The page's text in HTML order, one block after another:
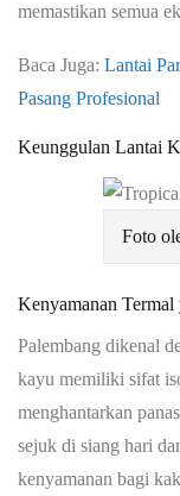
memastikan semua
Baca Juga: Lantai
Pasang Profesional
Keunggulan Lantai
Foto
Kenyamanan
Palembang dikenal
kayu memiliki sifat
menghantarkan
sejuk di siang hari
kenyamanan bagi